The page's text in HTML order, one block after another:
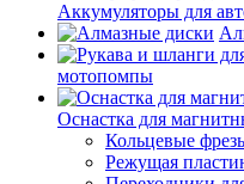
Аккумуляторы для
мотопомпы
Оснастка для
Кольцевые
Режущая